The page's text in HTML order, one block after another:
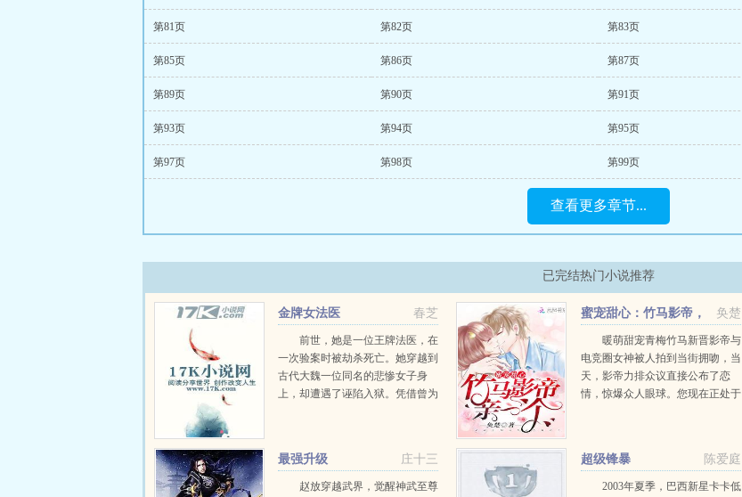
第81页 第82页 第83页
第85页 第86页 第87页
第89页 第90页 第91页
第93页 第94页 第95页
第97页 第98页 第99页
查看更多章节...
已完结热门小说推荐
春芝
金牌女法医
前世，她是一位王牌法医，在
一次验案时被劫杀死亡。她穿越到
古代大魏一位同名的悲惨女子身
上，却遭遇了诬陷入狱。凭借曾为
个不可告人的阴谋...
奂楚
蜜宠甜心：竹马影帝，
亲一个！
暖萌甜宠青梅竹马新晋影帝与
电竞圈女神被人拍到当街拥吻，当
天，影帝力排众议直接公布了恋
情，惊爆众人眼球。您现在正处于
没跟我告...
庄十三
最强升级
赵放穿越武界，觉醒神武至尊
陈爱庭
超级锋暴
2003年夏季，巴西新星卡卡低